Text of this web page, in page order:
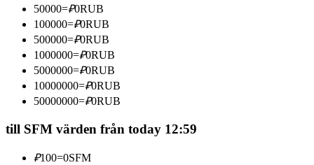
Bli en Copy Trader
Njut av vinstdelning och kopieringshandelsprovisioner
50000=₽0RUB
100000=₽0RUB
500000=₽0RUB
1000000=₽0RUB
5000000=₽0RUB
10000000=₽0RUB
50000000=₽0RUB
till SFM värden från today 12:59
₽100=0SFM